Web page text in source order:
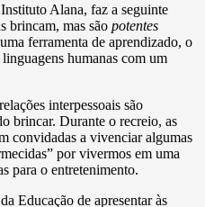
Alana, faz a seguinte
brincam, mas são potentes
ferramenta de aprendizado, o
humanas com um
interpessoais são
brincar. Durante o recreio, as
convidadas a vivenciar algumas
por vivermos em uma
para o entretenimento.
Educação de apresentar às